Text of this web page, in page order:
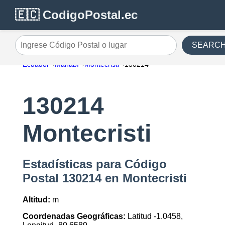
🇪🇨 CodigoPostal.ec
Ingrese Código Postal o lugar
Ecuador Manabí Montecristi 130214
130214
Montecristi
Estadísticas para Código
Postal 130214 en Montecristi
Altitud: m
Coordenadas Geográficas: Latitud -1.0458,